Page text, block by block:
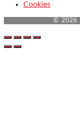
Cookies
© 2026